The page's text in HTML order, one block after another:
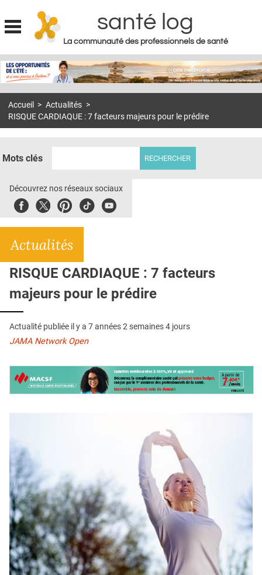
Jump to navigation
santé log
La communauté des professionnels de santé
MON COMPTE
S'ABONNER À LA REVUE SOIN À DOMICILE
DOSSIERS
E-REVUE SAD
L'APP
QUI SOMMES-NOUS ?
PUBLICITÉ
CONDITIONS GÉNÉRALES
CONTACT
Accueil > Actualités >
RISQUE CARDIAQUE : 7 facteurs majeurs pour le prédire
Mots clés
Découvrez nos réseaux sociaux
FacebookTwitterPinterest
TiktokYoubute
Actualités
RISQUE CARDIAQUE : 7 facteurs
majeurs pour le prédire
Actualité publiée il y a 7 années 2 semaines 4 jours
JAMA Network Open